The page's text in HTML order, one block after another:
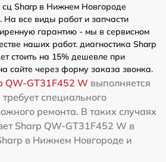
Sharp в Нижнем Новгороде
все виды работ и запчасти
гарантию - мы в сервисном
наших работ. диагностика Sharp
стоить на 15% дешевле при
сайте через форму заказа звонка.
QW-GT31F452 W выполняется
специального
ремонта. В таких случаях
Sharp QW-GT31F452 W в
в Нижнем Новгороде и